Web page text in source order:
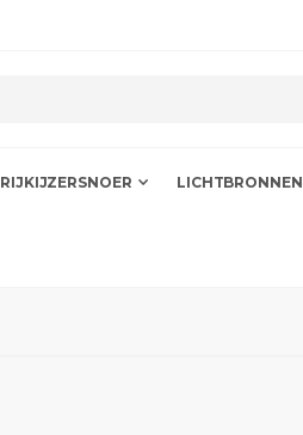
LICHTBRONNEN